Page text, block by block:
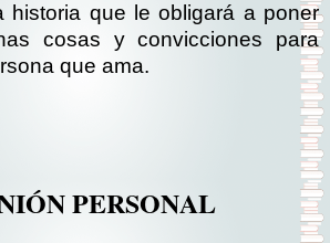
historia que le obligará a poner
cosas y convicciones para
que ama.
PERSONAL